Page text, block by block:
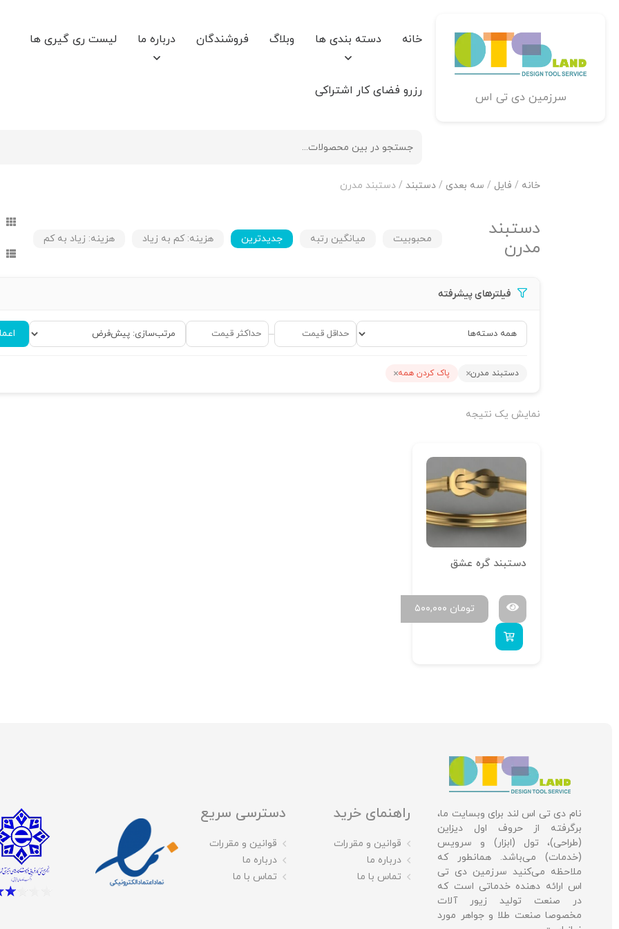
سرزمین دی تی اس
خانه دسته بندی ها وبلاگ فروشندگان درباره ما لیست ری گیری ها
رزرو فضای کار اشتراکی
خانه / فایل / سه بعدی / دستبند / دستبند مدرن
دستبند
مدرن
محبوبیت میانگین رتبه جدیدترین هزینه: کم به زیاد هزینه: زیاد به کم
فیلترهای پیشرفته
–
دستبند مدرن پاک کردن همه
نمایش یک نتیجه
دستبند گره عشق
۵۰۰,۰۰۰ تومان
نام دی تی اس لند برای وبسایت ما،
برگرفته از حروف اول دیزاین
(طراحی)، تول (ابزار) و سرویس
(خدمات) می‌باشد. همانطور که
ملاحظه می‌کنید سرزمین دی تی
اس ارائه دهنده خدماتی است که
در صنعت تولید زیور آلات
مخصوصا صنعت طلا و جواهر مورد
راهنمای خرید
قوانین و مقررات
درباره ما
تماس با ما
دسترسی سریع
قوانین و مقررات
درباره ما
تماس با ما